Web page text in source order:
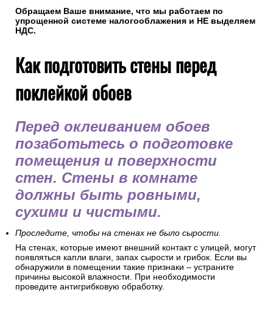
Обращаем Ваше внимание, что мы работаем по
упрощенной системе налогооблажения и НЕ выделяем
НДС.
Как подготовить стены перед
поклейкой обоев
Перед оклеиванием обоев
позаботьтесь о подготовке
помещения и поверхности
стен. Стены в комнате
должны быть ровными,
сухими и чистыми.
Проследите, чтобы на стенах не было сырости.
На стенах, которые имеют внешний контакт с улицей, могут
появляться капли влаги, запах сырости и грибок. Если вы
обнаружили в помещении такие признаки – устраните
причины высокой влажности. При необходимости
проведите антигрибковую обработку.